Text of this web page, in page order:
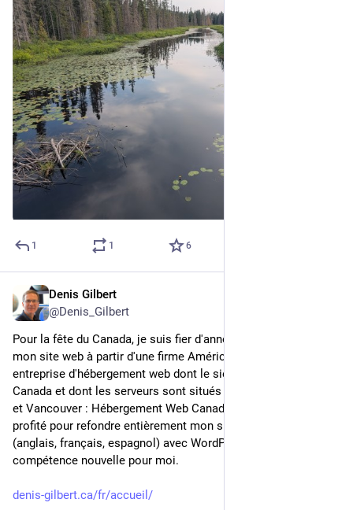
1 1 6
Denis Gilbert
@Denis_Gilbert
Pour la fête du Canada, je suis fier d'annoncer que j'ai migré
mon site web à partir d'une firme Américaine vers une
entreprise d'hébergement web dont le siège social est au
Canada et dont les serveurs sont situés à Montréal, Toronto
et Vancouver : Hébergement Web Canada (WHC). J'en ai
profité pour refondre entièrement mon site web trilingue
(anglais, français, espagnol) avec WordPress, une
compétence nouvelle pour moi.
denis-gilbert.ca/fr/accueil/